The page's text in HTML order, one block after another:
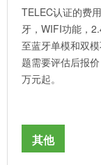
TELEC认证的费
牙，WIFI功能，
至蓝牙单模和双
题需要评估后报
万元起。
其他